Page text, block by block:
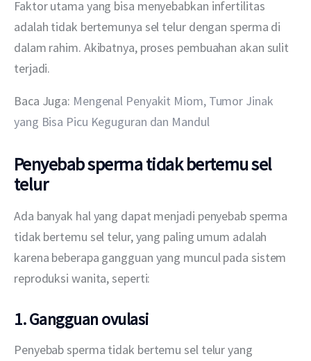
Faktor utama yang bisa menyebabkan infertilitas
adalah tidak bertemunya sel telur dengan sperma di
dalam rahim. Akibatnya, proses pembuahan akan sulit
terjadi.
Baca Juga: Mengenal Penyakit Miom, Tumor Jinak
yang Bisa Picu Keguguran dan Mandul
Penyebab sperma tidak bertemu sel
telur
Ada banyak hal yang dapat menjadi penyebab sperma
tidak bertemu sel telur, yang paling umum adalah
karena beberapa gangguan yang muncul pada sistem
reproduksi wanita, seperti:
1. Gangguan ovulasi
Penyebab sperma tidak bertemu sel telur yang